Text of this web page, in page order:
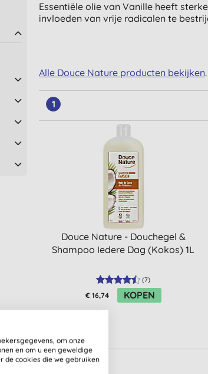
Essentiële olie van Vanille heeft
invloeden van vrije radicalen te
Alle Douce Nature producten bekijken.
1
Douce Nature - Douchegel &
Shampoo Iedere Dag (Kokos) 1L
(7)
€ 16,74 KOPEN
1
om onze
en om u een geweldige
de cookies die we gebruiken